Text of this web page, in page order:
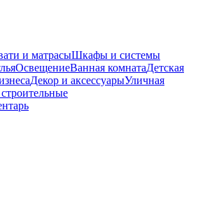
и матрасыШкафы и системы
ОсвещениеВанная комнатаДетская
Декор и аксессуарыУличная